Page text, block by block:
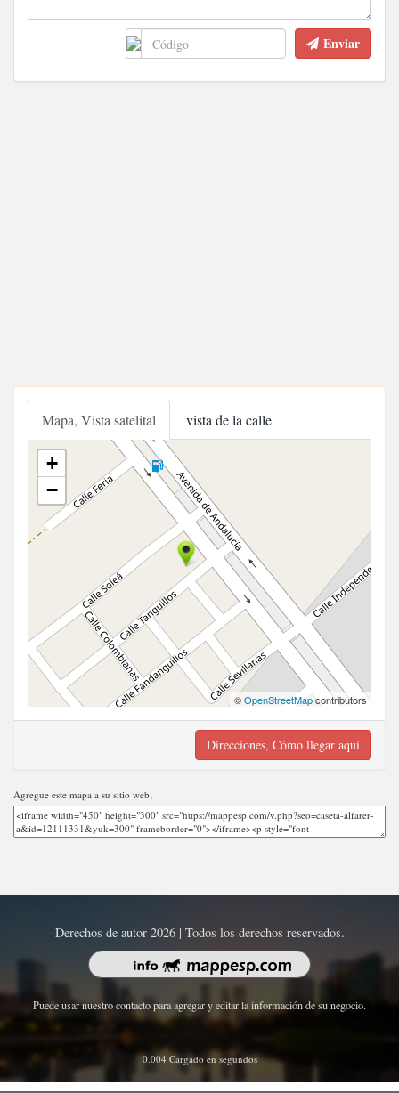
Enviar
Mapa, Vista satelital vista de la calle
+
−
©OpenStreetMapcontributors
Direcciones, Cómo llegar aquí
Agregue este mapa a su sitio web;
Derechos de autor 2026 | Todos los derechos reservados.
Puede usar nuestro contacto para agregar y editar la información de su negocio.
0.004 Cargado en segundos